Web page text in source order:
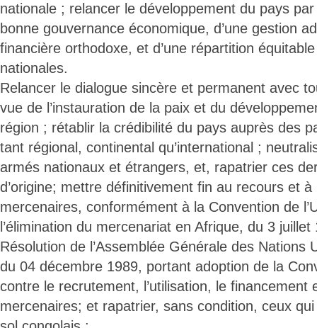
nationale ; relancer le développement du pays par
bonne gouvernance économique, d’une gestion
financière orthodoxe, et d’une répartition
nationales.
Relancer le dialogue sincère et permanent avec
vue de l’instauration de la paix et du
région ; rétablir la crédibilité du pays auprès des
tant régional, continental qu’international ;
armés nationaux et étrangers, et, rapatrier ces
d’origine; mettre définitivement fin au recours et à
mercenaires, conformément à la Convention de
l’élimination du mercenariat en Afrique, du 3
Résolution de l’Assemblée Générale des Nations
du 04 décembre 1989, portant adoption de la
contre le recrutement, l’utilisation, le financement
mercenaires; et rapatrier, sans condition, ceux